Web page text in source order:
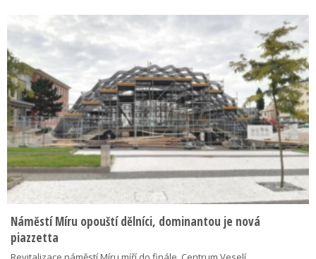
Náměstí Míru opouští dělníci, dominantou je nová
piazzetta